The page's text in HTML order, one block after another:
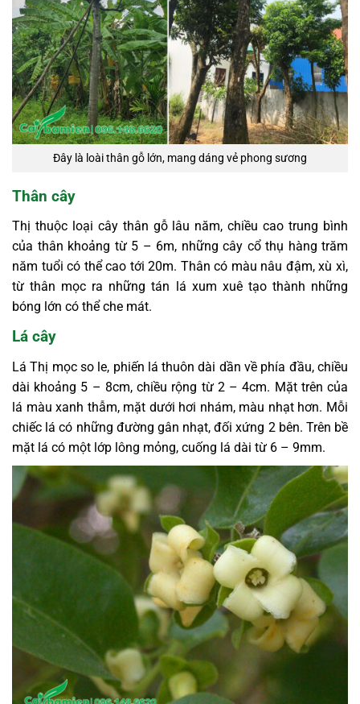
Đây là loài thân gỗ lớn, mang dáng vẻ phong sương
Thân cây
Thị thuộc loại cây thân gỗ lâu năm, chiều cao trung bình
của thân khoảng từ 5 – 6m, những cây cổ thụ hàng trăm
năm tuổi có thể cao tới 20m. Thân có màu nâu đậm, xù xì,
từ thân mọc ra những tán lá xum xuê tạo thành những
bóng lớn có thể che mát.
Lá cây
Lá Thị mọc so le, phiến lá thuôn dài dần về phía đầu, chiều
dài khoảng 5 – 8cm, chiều rộng từ 2 – 4cm. Mặt trên của
lá màu xanh thẫm, mặt dưới hơi nhám, màu nhạt hơn. Mỗi
chiếc lá có những đường gân nhạt, đối xứng 2 bên. Trên bề
mặt lá có một lớp lông mỏng, cuống lá dài từ 6 – 9mm.